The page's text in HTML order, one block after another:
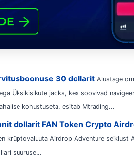
30 dollarit Alustage
Üksikisikute jaoks, kes soovivad
kohustuseta, esitab Mtrading...
dollarit FAN Token Crypto
krüptovaluuta Airdrop Adventure seiklust
suuruse...